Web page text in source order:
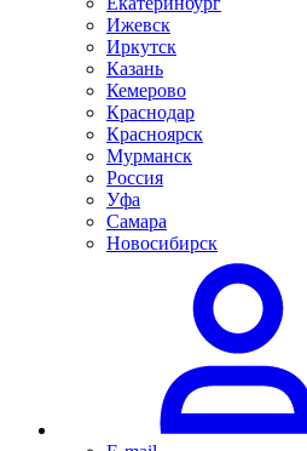
Ижевск
Иркутск
Казань
Кемерово
Краснодар
Красноярск
Мурманск
Россия
Уфа
Самара
Новосибирск